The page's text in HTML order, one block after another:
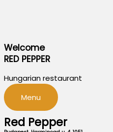
Welcome
RED PEPPER
Hungarian restaurant
Menu
Red Pepper